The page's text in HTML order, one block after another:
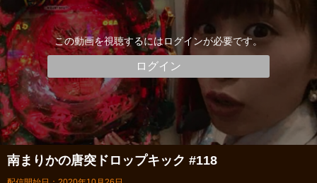
この動画を視聴するにはログインが必要です。
ログイン
南まりかの唐突ドロップキック #118